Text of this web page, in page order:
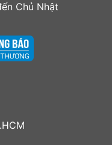
Chủ Nhật